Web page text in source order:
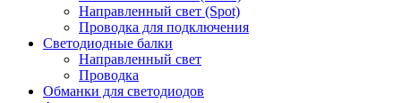
Направленный свет (Spot)
Проводка для подключения
Светодиодные балки
Направленный свет
Проводка
Обманки для светодиодов